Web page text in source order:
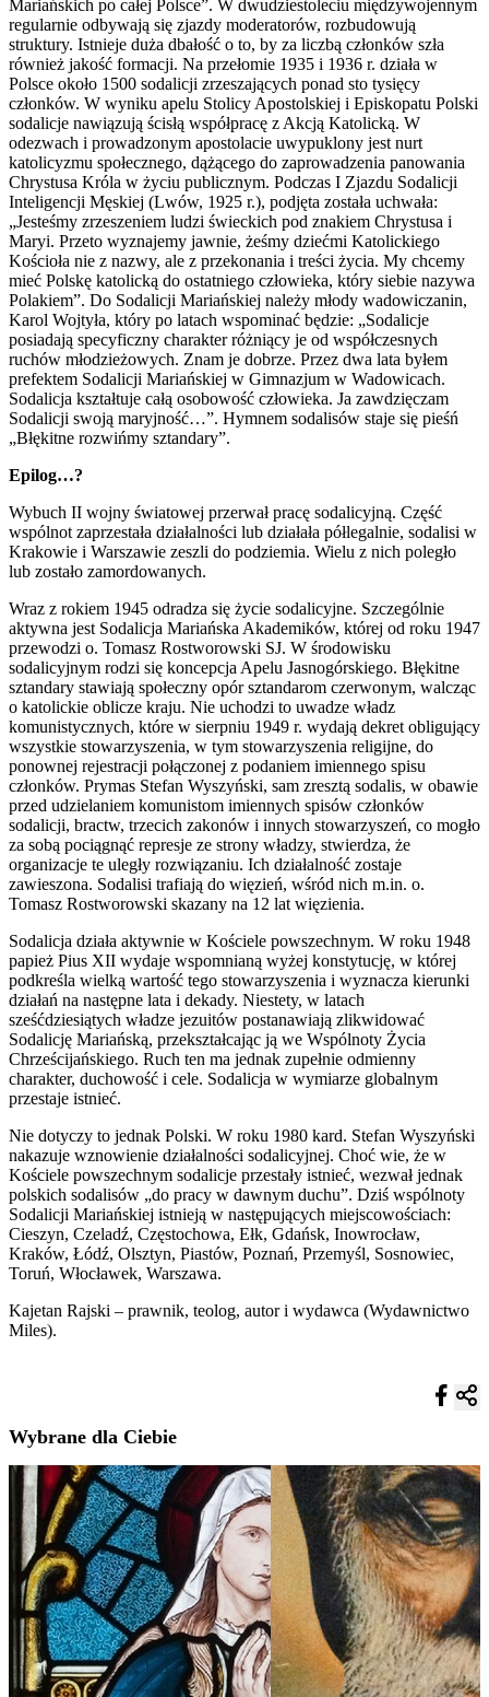
Mariańskich po całej Polsce”. W dwudziestoleciu międzywojennym
regularnie odbywają się zjazdy moderatorów, rozbudowują
struktury. Istnieje duża dbałość o to, by za liczbą członków szła
również jakość formacji. Na przełomie 1935 i 1936 r. działa w
Polsce około 1500 sodalicji zrzeszających ponad sto tysięcy
członków. W wyniku apelu Stolicy Apostolskiej i Episkopatu Polski
sodalicje nawiązują ścisłą współpracę z Akcją Katolicką. W
odezwach i prowadzonym apostolacie uwypuklony jest nurt
katolicyzmu społecznego, dążącego do zaprowadzenia panowania
Chrystusa Króla w życiu publicznym. Podczas I Zjazdu Sodalicji
Inteligencji Męskiej (Lwów, 1925 r.), podjęta została uchwała:
„Jesteśmy zrzeszeniem ludzi świeckich pod znakiem Chrystusa i
Maryi. Przeto wyznajemy jawnie, żeśmy dziećmi Katolickiego
Kościoła nie z nazwy, ale z przekonania i treści życia. My chcemy
mieć Polskę katolicką do ostatniego człowieka, który siebie nazywa
Polakiem”. Do Sodalicji Mariańskiej należy młody wadowiczanin,
Karol Wojtyła, który po latach wspominać będzie: „Sodalicje
posiadają specyficzny charakter różniący je od współczesnych
ruchów młodzieżowych. Znam je dobrze. Przez dwa lata byłem
prefektem Sodalicji Mariańskiej w Gimnazjum w Wadowicach.
Sodalicja kształtuje całą osobowość człowieka. Ja zawdzięczam
Sodalicji swoją maryjność…”. Hymnem sodalisów staje się pieśń
„Błękitne rozwińmy sztandary”.
Epilog…?
Wybuch II wojny światowej przerwał pracę sodalicyjną. Część
wspólnot zaprzestała działalności lub działała półlegalnie, sodalisi w
Krakowie i Warszawie zeszli do podziemia. Wielu z nich poległo
lub zostało zamordowanych.
Wraz z rokiem 1945 odradza się życie sodalicyjne. Szczególnie
aktywna jest Sodalicja Mariańska Akademików, której od roku 1947
przewodzi o. Tomasz Rostworowski SJ. W środowisku
sodalicyjnym rodzi się koncepcja Apelu Jasnogórskiego. Błękitne
sztandary stawiają społeczny opór sztandarom czerwonym, walcząc
o katolickie oblicze kraju. Nie uchodzi to uwadze władz
komunistycznych, które w sierpniu 1949 r. wydają dekret obligujący
wszystkie stowarzyszenia, w tym stowarzyszenia religijne, do
ponownej rejestracji połączonej z podaniem imiennego spisu
członków. Prymas Stefan Wyszyński, sam zresztą sodalis, w obawie
przed udzielaniem komunistom imiennych spisów członków
sodalicji, bractw, trzecich zakonów i innych stowarzyszeń, co mogło
za sobą pociągnąć represje ze strony władzy, stwierdza, że
organizacje te uległy rozwiązaniu. Ich działalność zostaje
zawieszona. Sodalisi trafiają do więzień, wśród nich m.in. o.
Tomasz Rostworowski skazany na 12 lat więzienia.
Sodalicja działa aktywnie w Kościele powszechnym. W roku 1948
papież Pius XII wydaje wspomnianą wyżej konstytucję, w której
podkreśla wielką wartość tego stowarzyszenia i wyznacza kierunki
działań na następne lata i dekady. Niestety, w latach
sześćdziesiątych władze jezuitów postanawiają zlikwidować
Sodalicję Mariańską, przekształcając ją we Wspólnoty Życia
Chrześcijańskiego. Ruch ten ma jednak zupełnie odmienny
charakter, duchowość i cele. Sodalicja w wymiarze globalnym
przestaje istnieć.
Nie dotyczy to jednak Polski. W roku 1980 kard. Stefan Wyszyński
nakazuje wznowienie działalności sodalicyjnej. Choć wie, że w
Kościele powszechnym sodalicje przestały istnieć, wezwał jednak
polskich sodalisów „do pracy w dawnym duchu”. Dziś wspólnoty
Sodalicji Mariańskiej istnieją w następujących miejscowościach:
Cieszyn, Czeladź, Częstochowa, Ełk, Gdańsk, Inowrocław,
Kraków, Łódź, Olsztyn, Piastów, Poznań, Przemyśl, Sosnowiec,
Toruń, Włocławek, Warszawa.
Kajetan Rajski – prawnik, teolog, autor i wydawca (Wydawnictwo
Miles).
Wybrane dla Ciebie